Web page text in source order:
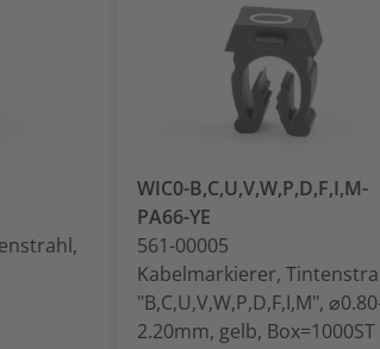
WIC0-B,C,U,V,W,P,D,F,I,M-
PA66-YE
561-00005
Kabelmarkierer,
"B,C,U,V,W,P,D,F,I,M",
2.20mm, gelb, Box=1000ST